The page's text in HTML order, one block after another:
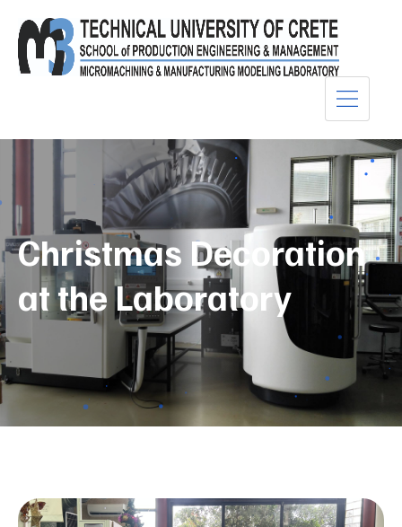
Christmas Decoration
at the Laboratory